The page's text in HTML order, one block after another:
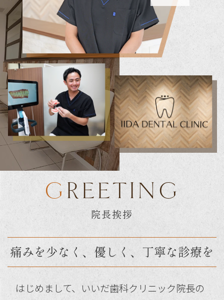
GREETING
院長挨拶
痛みを少なく、優しく、丁寧な診療を
はじめまして、いいだ歯科クリニック院長の